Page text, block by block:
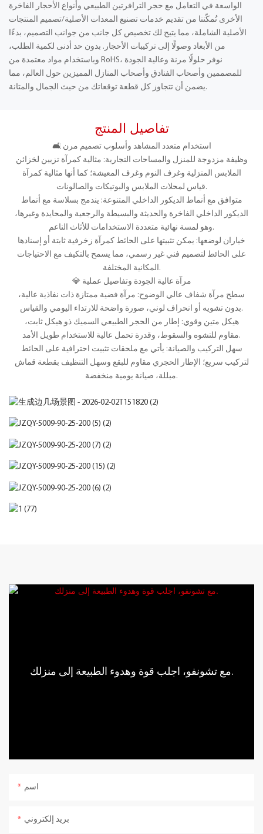
الواسعة في التعامل مع حجر الترافرتين الطبيعي وأنواع الأحجار الفاخرة
الأخرى تُمكّننا من تقديم خدمات تصنيع المعدات الأصلية/تصميم المنتجات
الأصلية الشاملة، مما يتيح لك تخصيص كل جانب من جوانب التصميم، بدءًا
من الأبعاد وصولًا إلى تركيبات الأحجار. بدون حد أدنى لكمية الطلب،
وباستخدام مواد معتمدة من RoHS، نوفر حلولًا مرنة وعالية الجودة
للمصممين وأصحاب الفنادق وأصحاب المنازل المميزين حول العالم، مما
يضمن أن تتجاوز كل قطعة توقعاتك من حيث الجمال والمتانة.
تفاصيل المنتج
🛋️ استخدام متعدد المشاهد وأسلوب تصميم مرن
وظيفة مزدوجة للمنزل والمساحات التجارية: مثالية كمرآة تزيين لخزائن
الملابس المنزلية وغرف النوم وغرف المعيشة؛ كما أنها مثالية كمرآة
قياس لمحلات الملابس والبوتيكات والصالونات.
متوافق مع أنماط الديكور الداخلي المتنوعة: يندمج بسلاسة مع أنماط
الديكور الداخلي الفاخرة والحديثة والبسيطة والرجعية والمحايدة وغيرها،
وهو لمسة نهائية متعددة الاستخدامات للأثاث الناعم.
خياران لوضعها: يمكن تثبيتها على الحائط كمرآة زخرفية ثابتة أو إسنادها
على الحائط لتصميم فني غير رسمي، مما يسمح بالتكيف مع الاحتياجات
المكانية المختلفة.
💎 مرآة عالية الجودة وتفاصيل عملية
سطح مرآة شفاف عالي الوضوح: مرآة فضية ممتازة ذات نفاذية عالية،
بدون تشويه أو انحراف لوني، صورة واضحة للارتداء اليومي والقياس.
هيكل متين وقوي: إطار من الحجر الطبيعي السميك ذو هيكل ثابت،
مقاوم للتشوه والسقوط، وقدرة تحمل عالية للاستخدام طويل الأمد.
سهل التركيب والصيانة: يأتي مع ملحقات تثبيت احترافية على الحائط
لتركيب سريع؛ الإطار الحجري مقاوم للبقع وسهل التنظيف بقطعة قماش
مبللة، صيانة يومية منخفضة.
مع تشونفو، اجلب قوة وهدوء الطبيعة إلى منزلك.
اسم
بريد إلكتروني